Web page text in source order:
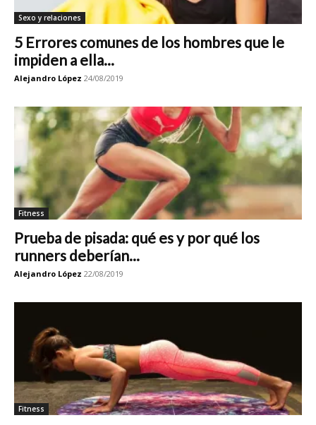
Sexo y relaciones
5 Errores comunes de los hombres que le
impiden a ella...
Alejandro López 24/08/2019
Fitness
Prueba de pisada: qué es y por qué los
runners deberían...
Alejandro López 22/08/2019
Fitness